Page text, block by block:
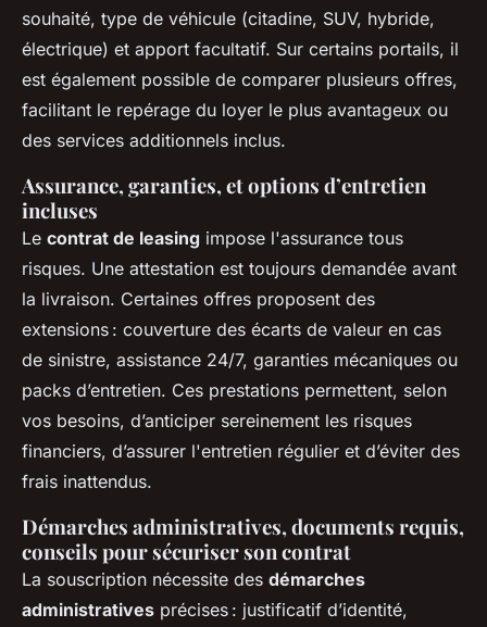
souhaité, type de véhicule (citadine, SUV, hybride,
électrique) et apport facultatif. Sur certains portails, il
est également possible de comparer plusieurs offres,
facilitant le repérage du loyer le plus avantageux ou
des services additionnels inclus.
Assurance, garanties, et options d’entretien
incluses
Le contrat de leasing impose l'assurance tous
risques. Une attestation est toujours demandée avant
la livraison. Certaines offres proposent des
extensions : couverture des écarts de valeur en cas
de sinistre, assistance 24/7, garanties mécaniques ou
packs d’entretien. Ces prestations permettent, selon
vos besoins, d’anticiper sereinement les risques
financiers, d’assurer l'entretien régulier et d’éviter des
frais inattendus.
Démarches administratives, documents requis,
conseils pour sécuriser son contrat
La souscription nécessite des démarches
administratives précises : justificatif d’identité,